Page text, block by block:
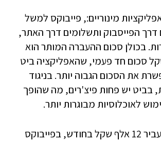
מינוריים:, פייבוקס למשל
הפייסבוק ותשלומים דרך האתר,
בכולן סכום ההעברה המותר הוא
1,500 שקל סכום חד פעמי, שהאפליקציה ביט
את הסכום הגבוה יותר. בניגוד
בביט יש פחות פיצ'רים, מה שהופך
לאוכלוסיות מבוגרות יותר.
בביט אפשר להעביר 12 אלף שקל בחודש, בפייבוקס